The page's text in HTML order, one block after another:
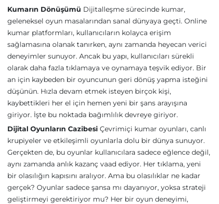
Kumarın Dönüşümü Dijitalleşme sürecinde kumar,
geleneksel oyun masalarından sanal dünyaya geçti. Online
kumar platformları, kullanıcıların kolayca erişim
sağlamasına olanak tanırken, aynı zamanda heyecan verici
deneyimler sunuyor. Ancak bu yapı, kullanıcıları sürekli
olarak daha fazla tıklamaya ve oynamaya teşvik ediyor. Bir
an için kaybeden bir oyuncunun geri dönüş yapma isteğini
düşünün. Hızla devam etmek isteyen birçok kişi,
kaybettikleri her el için hemen yeni bir şans arayışına
giriyor. İşte bu noktada bağımlılık devreye giriyor.
Dijital Oyunların Cazibesi Çevrimiçi kumar oyunları, canlı
krupiyeler ve etkileşimli oyunlarla dolu bir dünya sunuyor.
Gerçekten de, bu oyunlar kullanıcılara sadece eğlence değil,
aynı zamanda anlık kazanç vaad ediyor. Her tıklama, yeni
bir olasılığın kapısını aralıyor. Ama bu olasılıklar ne kadar
gerçek? Oyunlar sadece şansa mı dayanıyor, yoksa strateji
geliştirmeyi gerektiriyor mu? Her bir oyun deneyimi,